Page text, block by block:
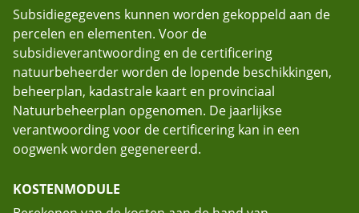
Subsidiegegevens kunnen worden gekoppeld aan de
percelen en elementen. Voor de
subsidieverantwoording en de certificering
natuurbeheerder worden de lopende beschikkingen,
beheerplan, kadastrale kaart en provinciaal
Natuurbeheerplan opgenomen. De jaarlijkse
verantwoording voor de certificering kan in een
oogwenk worden gegenereerd.
KOSTENMODULE